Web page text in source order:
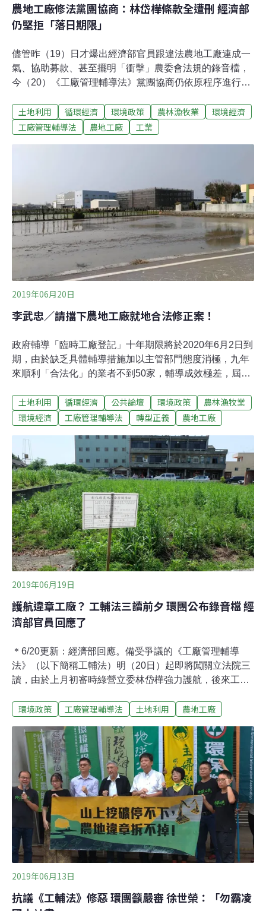
農地工廠修法黨團協商：林岱樺條款全遭刪 經濟部
仍堅拒「落日期限」
儘管昨（19）日才爆出經濟部官員跟違法農地工廠連成一
氣、協助募款、甚至擺明「衝擊」農委會法規的錄音檔，
今（20）《工廠管理輔導法》黨團協商仍依原程序進行。
項關鍵條款上依舊卡關，留待下禮拜協商。而惹出社會爭
議、由立委林岱樺所提的附帶決議全數遭刪除。落日條款
濟部仍以「要輔導的農地工廠太多」為由，堅持不設期
限。徐永明重批，這是政府在「放縱自己」。經濟部不願
設期限 時代力量：政府在「放縱自己」《工輔法》修正
草案5月通過初審，確定違章農地工廠將以2016年5月20
日，也就是蔡政府上台為界，之後新增的農地違章工廠斷
水、斷電、拆除；以前存在的低污染工廠可留在原地輔導
合法。程序分兩階段，第一階段限期10年
土地利用 循環經濟 環境政策 農林漁牧業
環境經濟
工廠管理輔導法
農地工廠 工業
2019年06月20日
李武忠／請擋下農地工廠就地合法修正案！
政府輔導「臨時工廠登記」十年期限將於2020年6月2日到
期，由於缺乏具體輔導措施加以主管部門態度消極，九年
來順利「合法化」的業者不到50家，輔導成效極差，屆時
牽涉龐大利益，在業者積極遊說下，行政院竟然以讓產業
安心「拚經濟」為由，提出該法修正草案，以2016年5月
即拆，在此之前的「低污染」業者（標準為何？），修法
後2年內須申請納管，3年內提出工廠改善計畫，取得「特
定工廠登記」，再申請變更地目，就地成為「合法工廠」
卻沒有「輔導落日期限」，農地將遭永久侵占，對守法業
者不公平，也不符合蔡政府強調的轉型正義！農地遭永久
侵占 農村大浩劫此例一開，將如過去鬆綁農地農有般，給
台灣農業的永續發展帶來浩劫。當初基於選舉考量，政府
妥協將農地政策，由原本的「農地、農有、農用」改為
「放寬農地農有，落實農地農用」，
土地利用 循環經濟 公共論壇 環境政策
農林漁牧業
環境經濟
工廠管理輔導法 轉型正義 農地工廠
2019年06月19日
護航違章工廠？ 工輔法三讀前夕 環團公布錄音檔 經
濟部官員回應了
＊6/20更新：經濟部回應。備受爭議的《工廠管理輔導
法》（以下簡稱工輔法）明（20日）起即將闖關立法院三
讀，由於上月初審時綠營立委林岱樺強力護航，後來工廠
就地申請合法，而且沒有設下落日期限。引發環團憤怒抗
基金會踢爆，有經濟部官員操縱連署，募款成立協會，主
張違法變合法。環團公開錄音檔與逐字稿，指控經濟部中
部辦公室簡任技正兼科長雲瑞龍在公開說明會上發表討好
違章工廠業者的言論，甚至形容破10萬人支持的連署是
「在電腦前鍵盤按到手要被扭到，是按出來的」。
環境政策 工廠管理輔導法 土地利用 農地工廠
2019年06月13日
抗議《工輔法》修惡 環團籲嚴審 徐世榮：「勿霸凌